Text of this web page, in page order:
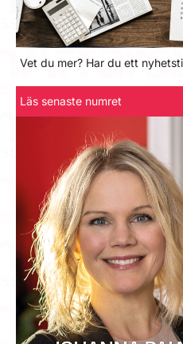
Vet du mer? Har du ett
Läs senaste numret